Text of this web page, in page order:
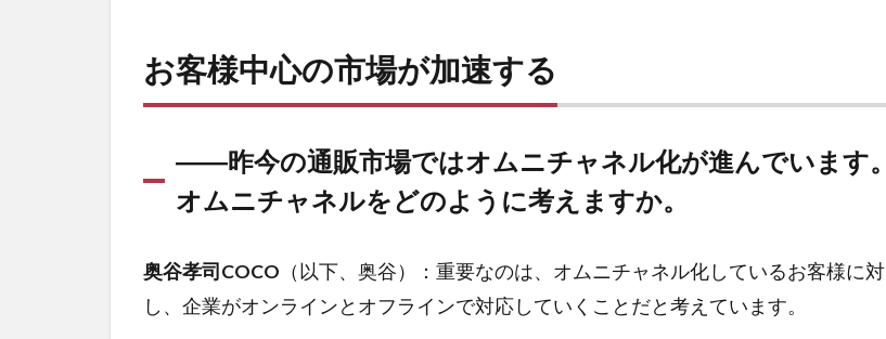
お客様中心の市場が加速する
――昨今の通販市場ではオムニチャネル化が進んでいます。
オムニチャネルをどのように考えますか。
奥谷孝司COCO （以下、奥谷）：重要なのは、オムニチャネル化しているお客様に対
し、企業がオンラインとオフラインで対応していくことだと考えています。